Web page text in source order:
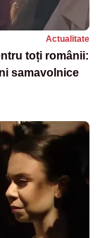
Actualitate
toți românii:
samavolnice